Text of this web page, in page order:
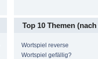
Top 10 Themen
Wortspiel reverse
Wortspiel gefällig?